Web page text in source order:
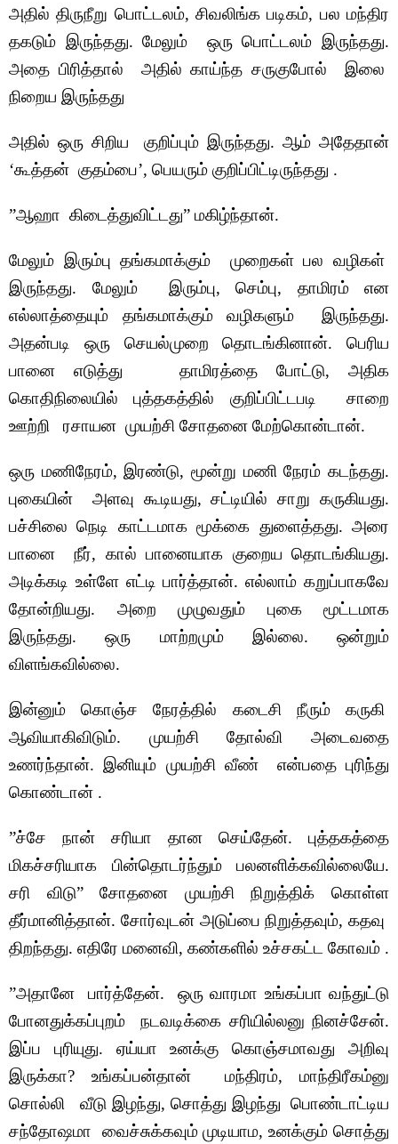
அதில் திருநீறு பொட்டலம், சிவலிங்க படிகம், பல மந்திர
தகடும் இருந்தது. மேலும் ஒரு பொட்டலம் இருந்தது.
அதை பிரித்தால் அதில் காய்ந்த சருகுபோல் இலை
நிறைய இருந்தது
அதில் ஒரு சிறிய குறிப்பும் இருந்தது. ஆம் அதேதான்
‘கூத்தன் குதம்பை’, பெயரும் குறிப்பிட்டிருந்தது .
”ஆஹா கிடைத்துவிட்டது” மகிழ்ந்தான்.
மேலும் இரும்பு தங்கமாக்கும் முறைகள் பல வழிகள்
இருந்தது. மேலும் இரும்பு, செம்பு, தாமிரம் என
எல்லாத்தையும் தங்கமாக்கும் வழிகளும் இருந்தது.
அதன்படி ஒரு செயல்முறை தொடங்கினான். பெரிய
பானை எடுத்து தாமிரத்தை போட்டு, அதிக
கொதிநிலையில் புத்தகத்தில் குறிப்பிட்டபடி சாறை
ஊற்றி ரசாயன முயற்சி சோதனை மேற்கொன்டான்.
ஒரு மணிநேரம், இரண்டு, மூன்று மணி நேரம் கடந்தது.
புகையின் அளவு கூடியது, சட்டியில் சாறு கருகியது.
பச்சிலை நெடி காட்டமாக மூக்கை துளைத்தது. அரை
பானை நீர், கால் பானையாக குறைய தொடங்கியது.
அடிக்கடி உள்ளே எட்டி பார்த்தான். எல்லாம் கறுப்பாகவே
தோன்றியது. அறை முழுவதும் புகை மூட்டமாக
இருந்தது. ஒரு மாற்றமும் இல்லை. ஒன்றும்
விளங்கவில்லை.
இன்னும் கொஞ்ச நேரத்தில் கடைசி நீரும் கருகி
ஆவியாகிவிடும். முயற்சி தோல்வி அடைவதை
உணர்ந்தான். இனியும் முயற்சி வீண் என்பதை புரிந்து
கொண்டான் .
”ச்சே நான் சரியா தான செய்தேன். புத்தகத்தை
மிகச்சரியாக பின்தொடர்ந்தும் பலனளிக்கவில்லையே.
சரி விடு”சோதனை முயற்சி நிறுத்திக் கொள்ள
தீர்மானித்தான். சோர்வுடன் அடுப்பை நிறுத்தவும், கதவு
திறந்தது. எதிரே மனைவி, கண்களில் உச்சகட்ட கோவம் .
”அதானே பார்த்தேன். ஒரு வாரமா உங்கப்பா வந்துட்டு
போனதுக்கப்புறம் நடவடிக்கை சரியில்லனு நினச்சேன்.
இப்ப புரியுது. ஏய்யா உனக்கு கொஞ்சமாவது அறிவு
இருக்கா? உங்கப்பன்தான் மந்திரம், மாந்திரீகம்னு
சொல்லி வீடு இழந்து, சொத்து இழந்து பொண்டாட்டிய
சந்தோஷமா வைச்சுக்கவும் முடியாம, உனக்கும் சொத்து